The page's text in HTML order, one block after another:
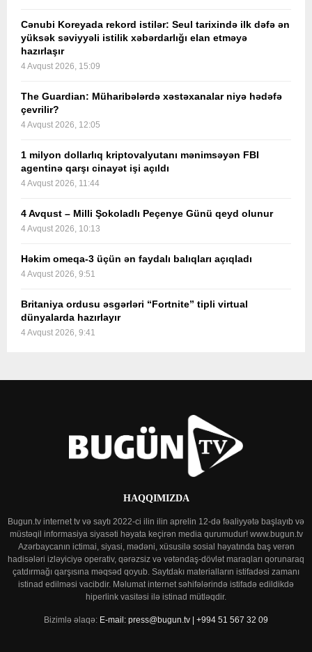
Cənubi Koreyada rekord istilər: Seul tarixində ilk dəfə ən
yüksək səviyyəli istilik xəbərdarlığı elan etməyə
hazırlaşır
4 Avqust 2026, 15:09
The Guardian: Müharibələrdə xəstəxanalar niyə hədəfə
çevrilir?
4 Avqust 2026, 12:05
1 milyon dollarlıq kriptovalyutanı mənimsəyən FBI
agentinə qarşı cinayət işi açıldı
4 Avqust 2026, 11:44
4 Avqust – Milli Şokoladlı Peçenye Günü qeyd olunur
4 Avqust 2026, 10:13
Həkim omeqa-3 üçün ən faydalı balıqları açıqladı
4 Avqust 2026, 9:51
Britaniya ordusu əsgərləri “Fortnite” tipli virtual
dünyalarda hazırlayır
4 Avqust 2026, 9:41
HAQQIMIZDA
Bugun.tv internet tv və saytı 2022-ci ilin ilin aprelin 12-də fəaliyyətə başlayıb və
müstəqil informasiya siyasəti həyata keçirən media qurumudur! www.bugun.tv
Azərbaycanın ictimai, siyasi, mədəni, xüsusilə sosial həyatında baş verən
hadisələri izləyiciyə operativ, qərəzsiz və vətəndaş-dövlət maraqları qorunaraq
çatdırmağı qarşısına məqsəd qoyub. Saytdakı materialların istifadəsi zamanı
istinad edilməsi vacibdir. Məlumat internet səhifələrində istifadə edildikdə
hiperlink vasitəsi ilə istinad mütləqdir.
Bizimlə əlaqə: E-mail: press@bugun.tv | +994 51 567 32 09